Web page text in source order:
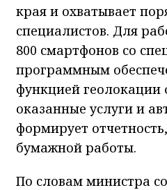
края и охватывает
специалистов. Для
800 смартфонов со
программным
функцией геолокации
оказанные услуги и
формирует
бумажной работы.
По словам министра